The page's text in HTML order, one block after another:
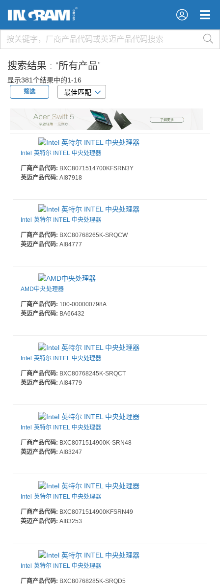
×
×
搜索结果 : “所有产品”
显示381个结果中的1-16
筛选 最佳匹配
Intel 英特尔 INTEL 中央处理器
厂商产品代码: BXC8071514700KFSRN3Y
英迈产品代码: AI87918
Intel 英特尔 INTEL 中央处理器
厂商产品代码: BXC80768265K-SRQCW
英迈产品代码: AI84777
AMD中央处理器
厂商产品代码: 100-000000798A
英迈产品代码: BA66432
Intel 英特尔 INTEL 中央处理器
厂商产品代码: BXC80768245K-SRQCT
英迈产品代码: AI84779
Intel 英特尔 INTEL 中央处理器
厂商产品代码: BXC8071514900K-SRN48
英迈产品代码: AI83247
Intel 英特尔 INTEL 中央处理器
厂商产品代码: BXC8071514900KFSRN49
英迈产品代码: AI83253
Intel 英特尔 INTEL 中央处理器
厂商产品代码: BXC80768285K-SRQD5